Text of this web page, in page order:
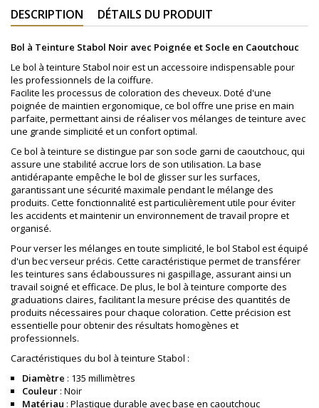
DESCRIPTION DÉTAILS DU PRODUIT
Bol à Teinture Stabol Noir avec Poignée et Socle en Caoutchouc
Le bol à teinture Stabol noir est un accessoire indispensable pour
les professionnels de la coiffure.
Facilite les processus de coloration des cheveux. Doté d'une
poignée de maintien ergonomique, ce bol offre une prise en main
parfaite, permettant ainsi de réaliser vos mélanges de teinture avec
une grande simplicité et un confort optimal.
Ce bol à teinture se distingue par son socle garni de caoutchouc, qui
assure une stabilité accrue lors de son utilisation. La base
antidérapante empêche le bol de glisser sur les surfaces,
garantissant une sécurité maximale pendant le mélange des
produits. Cette fonctionnalité est particulièrement utile pour éviter
les accidents et maintenir un environnement de travail propre et
organisé.
Pour verser les mélanges en toute simplicité, le bol Stabol est équipé
d'un bec verseur précis. Cette caractéristique permet de transférer
les teintures sans éclaboussures ni gaspillage, assurant ainsi un
travail soigné et efficace. De plus, le bol à teinture comporte des
graduations claires, facilitant la mesure précise des quantités de
produits nécessaires pour chaque coloration. Cette précision est
essentielle pour obtenir des résultats homogènes et
professionnels.
Caractéristiques du bol à teinture Stabol :
Diamètre : 135 millimètres
Couleur : Noir
Matériau : Plastique durable avec base en caoutchouc